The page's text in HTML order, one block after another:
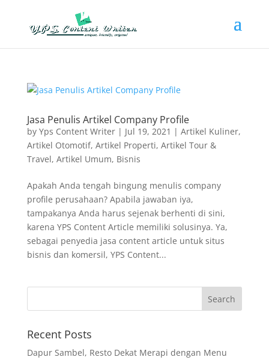
Jasa Penulis Artikel Company Profile
by Yps Content Writer| Jul 19, 2021 | Artikel Kuliner,
Artikel Otomotif, Artikel Properti, Artikel Tour &
Travel, Artikel Umum, Bisnis
Apakah Anda tengah bingung menulis company
profile perusahaan? Apabila jawaban iya,
tampakanya Anda harus sejenak berhenti di sini,
karena YPS Content Article memiliki solusinya. Ya,
sebagai penyedia jasa content article untuk situs
bisnis dan komersil, YPS Content...
Recent Posts
Dapur Sambel, Resto Dekat Merapi dengan Menu